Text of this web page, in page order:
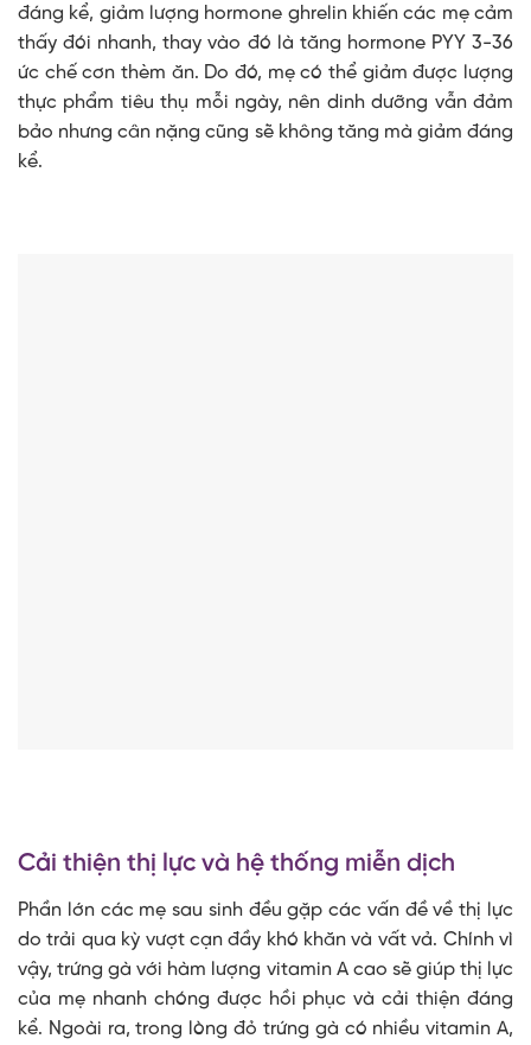
đáng kể, giảm lượng hormone ghrelin khiến các mẹ cảm
thấy đói nhanh, thay vào đó là tăng hormone PYY 3-36
ức chế cơn thèm ăn. Do đó, mẹ có thể giảm được lượng
thực phẩm tiêu thụ mỗi ngày, nên dinh dưỡng vẫn đảm
bảo nhưng cân nặng cũng sẽ không tăng mà giảm đáng
kể.
Cải thiện thị lực và hệ thống miễn dịch
Phần lớn các mẹ sau sinh đều gặp các vấn đề về thị lực
do trải qua kỳ vượt cạn đầy khó khăn và vất vả. Chính vì
vậy, trứng gà với hàm lượng vitamin A cao sẽ giúp thị lực
của mẹ nhanh chóng được hồi phục và cải thiện đáng
kể. Ngoài ra, trong lòng đỏ trứng gà có nhiều vitamin A,